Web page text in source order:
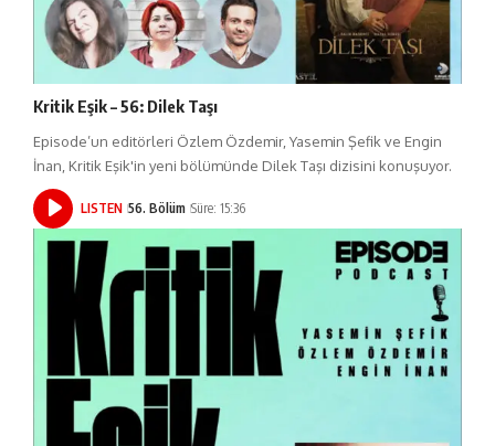
Kritik Eşik – 56: Dilek Taşı
Episode’un editörleri Özlem Özdemir, Yasemin Şefik ve Engin
İnan, Kritik Eşik'in yeni bölümünde Dilek Taşı dizisini konuşuyor.
LISTEN 56. Bölüm Süre: 15:36